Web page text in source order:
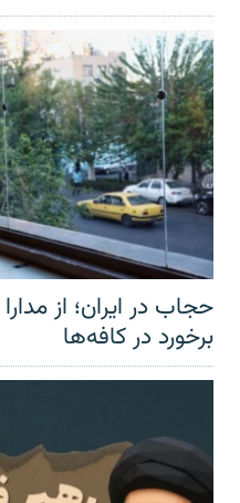
حجاب در ایران؛ از
برخورد در کافه‌ها